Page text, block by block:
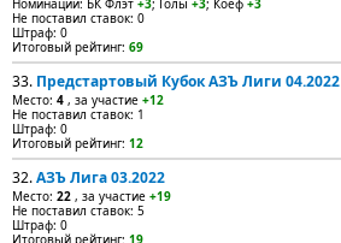
Номинации: БК Флэт +3; Голы +3; Коеф +3
Не поставил ставок: 0
Штраф: 0
Итоговый рейтинг: 69
33. Предстартовый Кубок АЗЪ Лиги 04.2022
Место: 4 , за участие +12
Не поставил ставок: 1
Штраф: 0
Итоговый рейтинг: 12
32.АЗЪ Лига 03.2022
Место: 22 , за участие +19
Не поставил ставок: 5
Штраф: 0
Итоговый рейтинг: 19